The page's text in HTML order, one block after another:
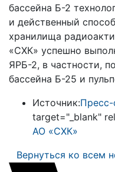
бассейна Б-2
и действенный
хранилища
«СХК» успешно
ЯРБ-2, в частности,
бассейна Б-25 и
Источник:
target="_blank"
АО «СХК»
Вернуться ко всем